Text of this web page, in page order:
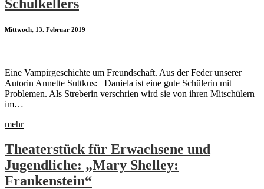
Schulkellers
Mittwoch, 13. Februar 2019
Eine Vampirgeschichte um Freundschaft. Aus der Feder unserer
Autorin Annette Suttkus: Daniela ist eine gute Schülerin mit
Problemen. Als Streberin verschrien wird sie von ihren Mitschülern
im…
mehr
Theaterstück für Erwachsene und
Jugendliche: „Mary Shelley:
Frankenstein“